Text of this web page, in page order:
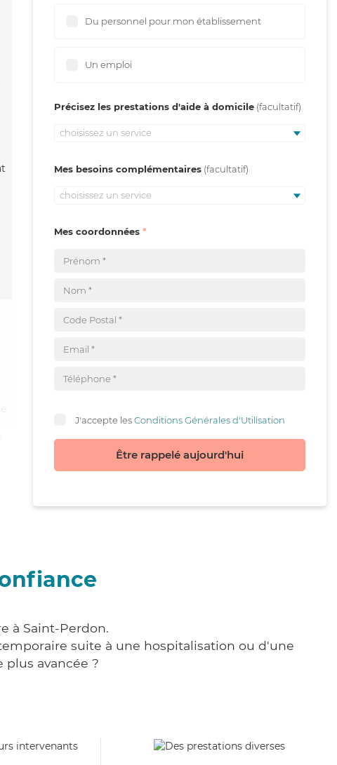
Du personnel pour mon établissement
Un emploi
Précisez les prestations d'aide à domicile
choisissez un service
Mes besoins complémentaires
choisissez un service
Mes coordonnées
J'accepte lesConditions Générales d'Utilisation
Être rappelé aujourd'hui
à Saint-Perdon.
suite à une hospitalisation ou d'une
avancée ?